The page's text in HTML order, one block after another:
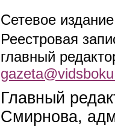
Сетевое
Реестровая
главный
Главный
Смирнова,